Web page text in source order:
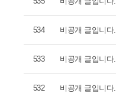
534 비공개 글입니다.
533 비공개 글입니다.
532 비공개 글입니다.